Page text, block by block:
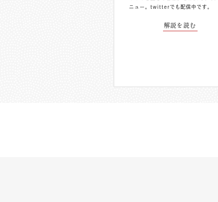
ニュー。 twitterでも配信中 です。
解説を読む